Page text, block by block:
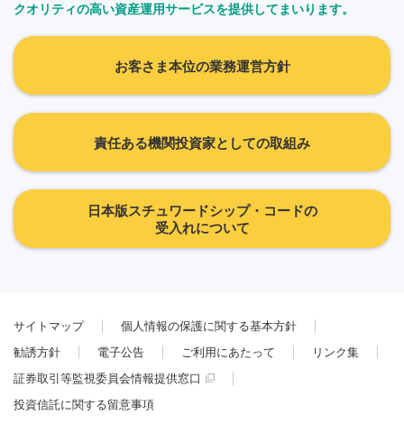
クオリティの高い資産運用サービスを提供してまいります。
お客さま本位の業務運営方針
責任ある機関投資家としての取組み
日本版スチュワードシップ・コードの
受入れについて
サイトマップ
個人情報の保護に関する基本方針
勧誘方針
電子公告 ご利用にあたって
リンク集
証券取引等監視委員会情報提供窓口
投資信託に関する留意事項